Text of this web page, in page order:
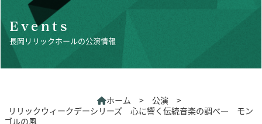
Events
長岡リリックホールの公演情報
ホーム > 公演
>
リリックウィークデーシリーズ 心に響く伝統音楽の調べ― モン
ゴルの風